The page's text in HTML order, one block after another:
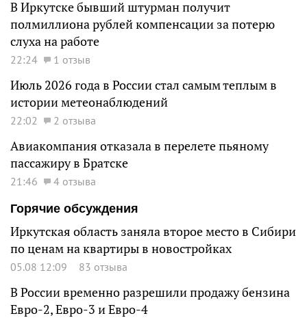
В Иркутске бывший штурман получит
полмиллиона рублей компенсации за потерю
слуха на работе
22:24 1 отзыв
Июль 2026 года в России стал самым теплым в
истории метеонаблюдений
22:02 2 отзыва
Авиакомпания отказала в перелете пьяному
пассажиру в Братске
21:46
4 отзыва
Горячие обсуждения
Иркутская область заняла второе место в Сибири
по ценам на квартиры в новостройках
05.08 12:09 83 отзыва
В России временно разрешили продажу бензина
Евро-2, Евро-3 и Евро-4